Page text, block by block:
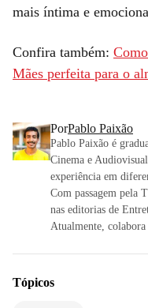
mais íntima e
Confira também:
Mães perfeita para o
PorPablo Paixão
Pablo Paixão é
Cinema e
experiência em
Com passagem pela
nas editorias de
Atualmente, colabora
Tópicos